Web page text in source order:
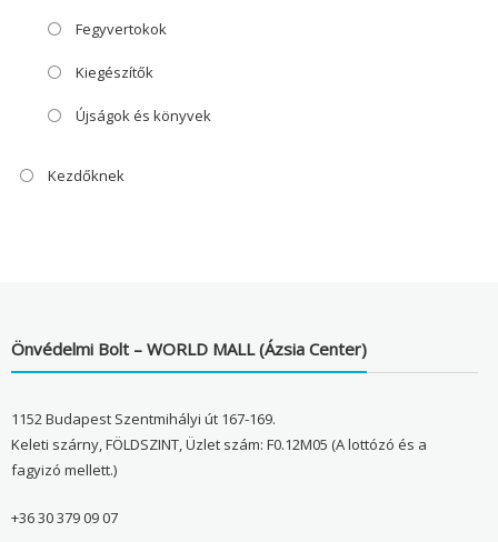
Fegyvertokok
Kiegészítők
Újságok és könyvek
Kezdőknek
Önvédelmi Bolt – WORLD MALL (Ázsia Center)
1152 Budapest Szentmihályi út 167-169.
Keleti szárny, FÖLDSZINT, Üzlet szám: F0.12M05 (A lottózó és a
fagyizó mellett.)
+36 30 379 09 07